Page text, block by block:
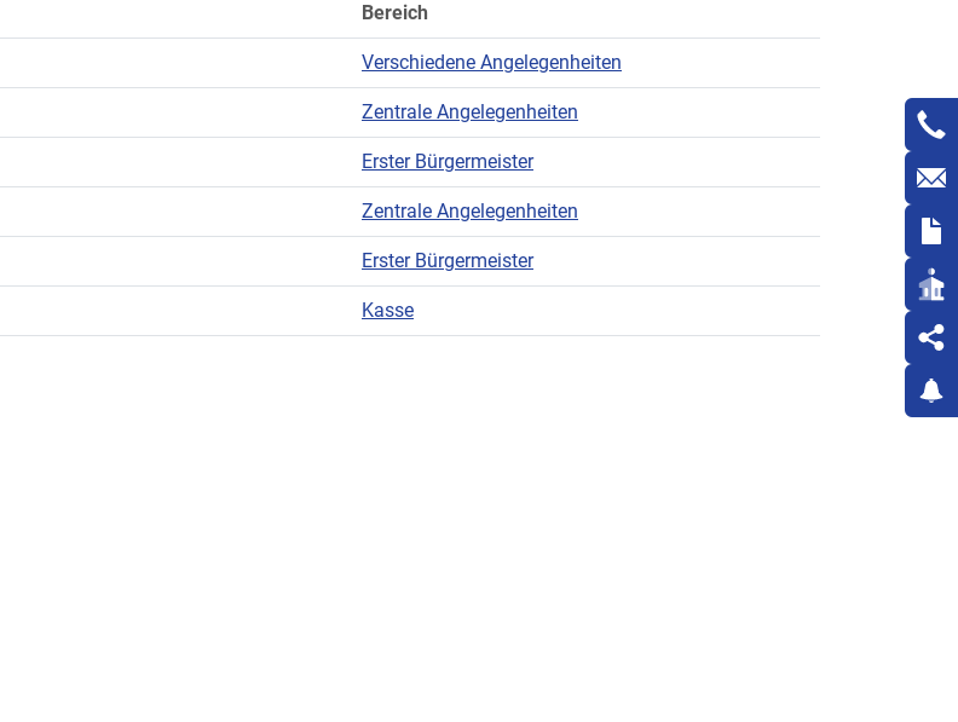
Bereich
Verschiedene Angelegenheiten
Zentrale Angelegenheiten
Erster Bürgermeister
Zentrale Angelegenheiten
Erster Bürgermeister
Kasse